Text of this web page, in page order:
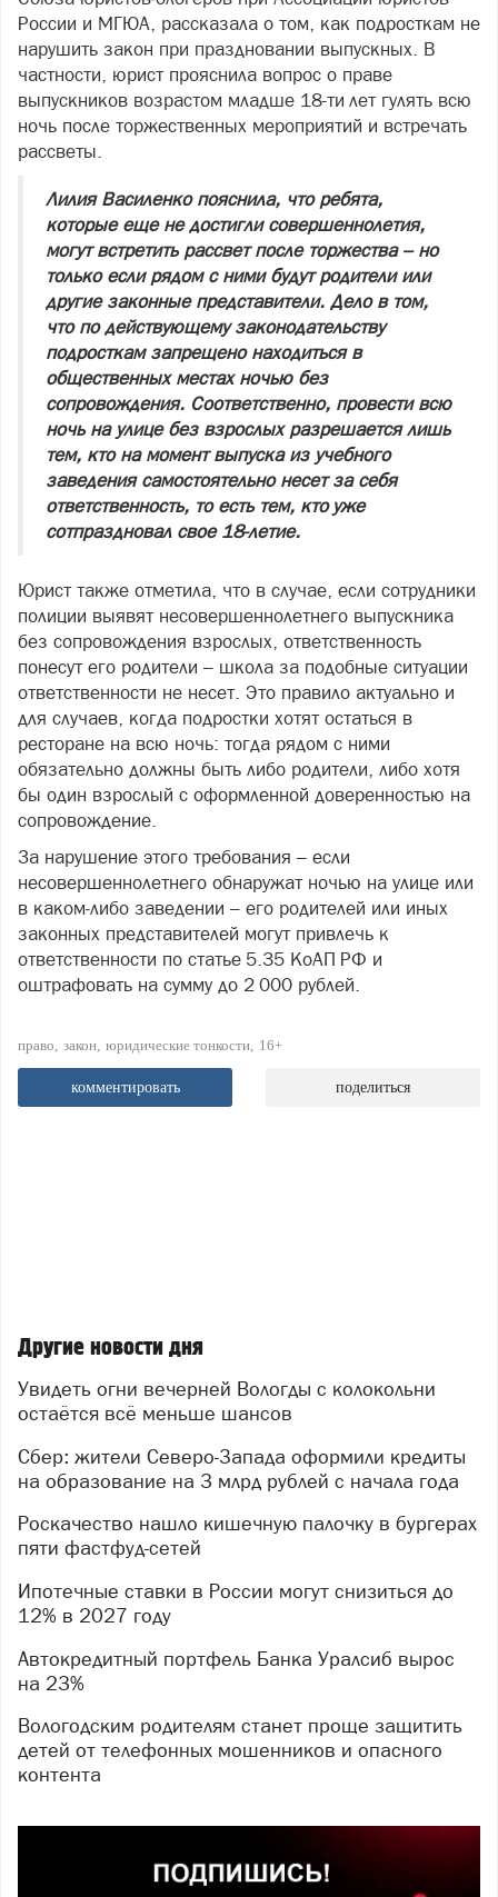
России и МГЮА, рассказала о том, как подросткам не
нарушить закон при праздновании выпускных. В
частности, юрист прояснила вопрос о праве
выпускников возрастом младше 18-ти лет гулять всю
ночь после торжественных мероприятий и встречать
рассветы.
Лилия Василенко пояснила, что ребята,
которые еще не достигли совершеннолетия,
могут встретить рассвет после торжества – но
только если рядом с ними будут родители или
другие законные представители. Дело в том,
что по действующему законодательству
подросткам запрещено находиться в
общественных местах ночью без
сопровождения. Соответственно, провести всю
ночь на улице без взрослых разрешается лишь
тем, кто на момент выпуска из учебного
заведения самостоятельно несет за себя
ответственность, то есть тем, кто уже
сотпраздновал свое 18‑летие.
Юрист также отметила, что в случае, если сотрудники
полиции выявят несовершеннолетнего выпускника
без сопровождения взрослых, ответственность
понесут его родители – школа за подобные ситуации
ответственности не несет. Это правило актуально и
для случаев, когда подростки хотят остаться в
ресторане на всю ночь: тогда рядом с ними
обязательно должны быть либо родители, либо хотя
бы один взрослый с оформленной доверенностью на
сопровождение.
За нарушение этого требования – если
несовершеннолетнего обнаружат ночью на улице или
в каком‑либо заведении – его родителей или иных
законных представителей могут привлечь к
ответственности по статье 5.35 КоАП РФ и
оштрафовать на сумму до 2 000 рублей.
право закон юридические тонкости 16+
комментировать поделиться
Другие новости дня
Увидеть огни вечерней Вологды с колокольни
остаётся всё меньше шансов
Сбер: жители Северо-Запада оформили кредиты
на образование на 3 млрд рублей с начала года
Роскачество нашло кишечную палочку в бургерах
пяти фастфуд-сетей
Ипотечные ставки в России могут снизиться до
12% в 2027 году
Автокредитный портфель Банка Уралсиб вырос
на 23%
Вологодским родителям станет проще защитить
детей от телефонных мошенников и опасного
контента